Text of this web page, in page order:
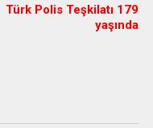
Türk Polis Teşkilatı 179
yaşında